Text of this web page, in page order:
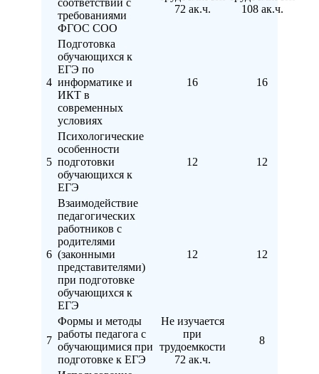
соответствии с
требованиями
ФГОС СОО
72 ак.ч.
108 ак.ч.
4
Подготовка
обучающихся к
ЕГЭ по
информатике и
ИКТ в
современных
условиях
16 16
5
Психологические
особенности
подготовки
обучающихся к
ЕГЭ
12 12
6
Взаимодействие
педагогических
работников с
родителями
(законными
представителями)
при подготовке
обучающихся к
ЕГЭ
12 12
7
Формы и методы
работы педагога с
обучающимися при
подготовке к ЕГЭ
Не изучается
при
трудоемкости
72 ак.ч.
8